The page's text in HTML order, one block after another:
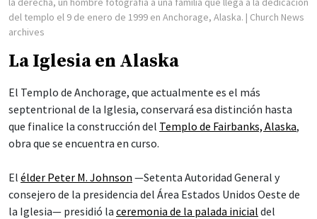
del templo el 9 de enero de 1999 en Anchorage, Alaska. | Church News
archives
La Iglesia en Alaska
El Templo de Anchorage, que actualmente es el más
septentrional de la Iglesia, conservará esa distinción hasta
que finalice la construcción del Templo de Fairbanks, Alaska,
obra que se encuentra en curso.
El élder Peter M. Johnson —Setenta Autoridad General y
consejero de la presidencia del Área Estados Unidos Oeste de
la Iglesia— presidió la ceremonia de la palada inicial del